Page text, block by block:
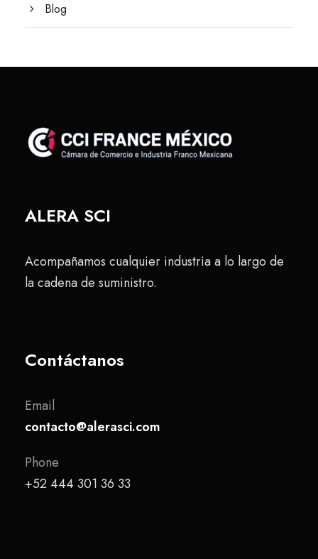
Blog
ALERA SCI
Acompañamos cualquier industria a lo largo de
la cadena de suministro.
Contáctanos
Email
contacto@alerasci.com
Phone
+52 444 301 36 33